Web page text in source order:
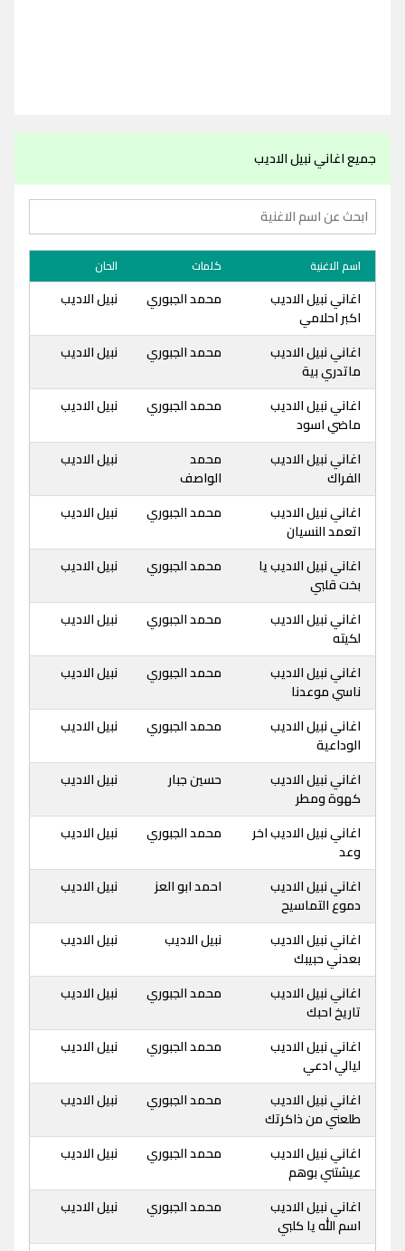
جميع اغاني نبيل الاديب
اسم الاغنية كلمات الحان
اغاني نبيل الاديب
اكبر احلامي
محمد الجبوري نبيل الاديب
اغاني نبيل الاديب
ماتدري بية
محمد الجبوري نبيل الاديب
اغاني نبيل الاديب
ماضي اسود
محمد الجبوري نبيل الاديب
اغاني نبيل الاديب
الفراك
محمد
الواصف
نبيل الاديب
اغاني نبيل الاديب
اتعمد النسيان
محمد الجبوري نبيل الاديب
اغاني نبيل الاديب يا
بخت قلبي
محمد الجبوري نبيل الاديب
اغاني نبيل الاديب
لكيته
محمد الجبوري نبيل الاديب
اغاني نبيل الاديب
ناسي موعدنا
محمد الجبوري نبيل الاديب
اغاني نبيل الاديب
الوداعية
محمد الجبوري نبيل الاديب
اغاني نبيل الاديب
كهوة ومطر
حسين جبار نبيل الاديب
اغاني نبيل الاديب اخر
وعد
محمد الجبوري نبيل الاديب
اغاني نبيل الاديب
دموع التماسيح
احمد ابو العز نبيل الاديب
اغاني نبيل الاديب
بعدني حبيبك
نبيل الاديب نبيل الاديب
اغاني نبيل الاديب
تاريخ احبك
محمد الجبوري نبيل الاديب
اغاني نبيل الاديب
ليالي ادعي
محمد الجبوري نبيل الاديب
اغاني نبيل الاديب
طلعني من ذاكرتك
محمد الجبوري نبيل الاديب
اغاني نبيل الاديب
عيشتني بوهم
محمد الجبوري نبيل الاديب
اغاني نبيل الاديب
اسم الله يا كلبي
محمد الجبوري نبيل الاديب